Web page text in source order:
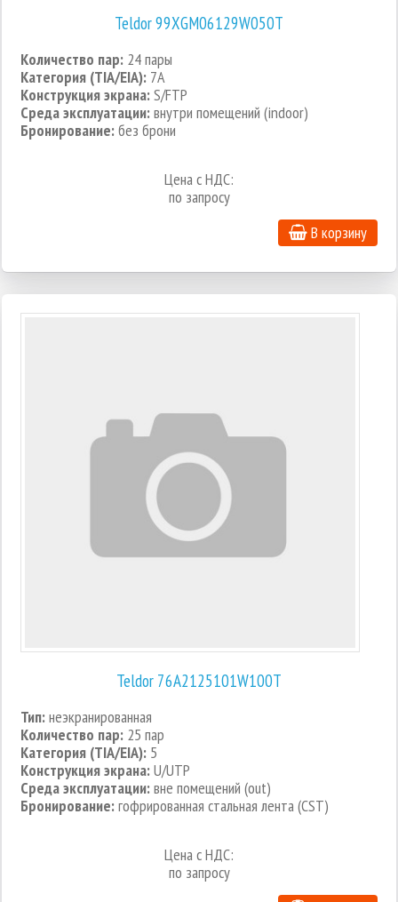
Teldor 99XGM06129W050T
Количество пар: 24 пары
Категория (TIA/EIA): 7A
Конструкция экрана:S/FTP
Среда эксплуатации:внутри помещений (indoor)
Бронирование:без брони
Цена с НДС:
по запросу
В корзину
Teldor 76A2125101W100T
Тип:неэкранированная
Количество пар: 25 пар
Категория (TIA/EIA): 5
Конструкция экрана:U/UTP
Среда эксплуатации:вне помещений (out)
Бронирование:гофрированная стальная лента (CST)
Цена с НДС:
по запросу